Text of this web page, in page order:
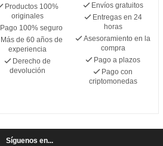
Productos 100%
originales
Pago 100% seguro
Más de 60 años de
experiencia
Derecho de
devolución
Envíos gratuitos
Entregas en 24
horas
Asesoramiento en la
compra
Pago a plazos
Pago con
criptomonedas
Síguenos en...